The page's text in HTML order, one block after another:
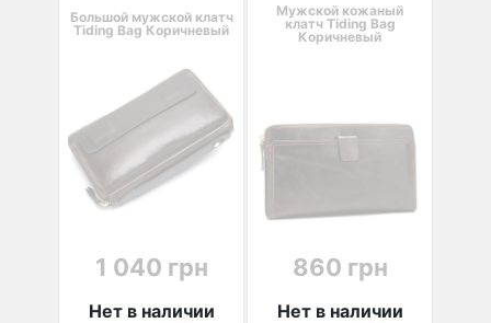
Большой мужской клатч
Tiding Bag Коричневый
1 040 грн
Нет в наличии
Мужской кожаный
клатч Tiding Bag
Коричневый
860 грн
Нет в наличии